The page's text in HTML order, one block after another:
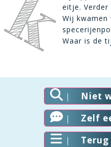
eitje.
Wij
Waar is de
Niet
Zelf